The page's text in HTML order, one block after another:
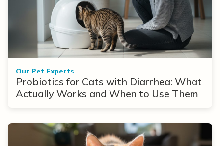
Our Pet Experts
Probiotics for Cats with Diarrhea: What
Actually Works and When to Use Them